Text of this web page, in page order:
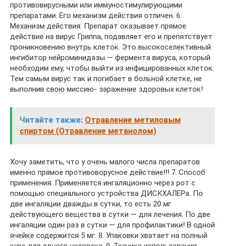
противовирусными или иммуностимулирующими
препаратами. Его механизм действия отличен. 6.
Механизм действия: Препарат оказывает прямое
действие на вирус Гриппа, подавляет его и препятствует
проникновению внутрь клеток. Это высокоселективный
ингибитор нейроминидазы — фермента вируса, который
необходим ему, чтобы выйти из инфицированных клеток.
Тем самым вирус так и погибает в больной клетке, не
выполнив свою миссию- заражение здоровых клеток!
Читайте также: Отравление метиловым
спиртом (Отравление метанолом)
Хочу заметить, что у очень малого числа препаратов
именно прямое противоворусное действие!!! 7. Способ
применения: Применяется ингаляционно через рот с
помощью специального устройства ДИСКХАЛЕРа. По
две ингаляции дважды в сутки, то есть 20 мг
действующего вещества в сутки — для лечения. По две
ингаляции один раз в сутки — для профилактики! В одной
ячейке содержится 5 мг. 8. Упаковки хватает на полный